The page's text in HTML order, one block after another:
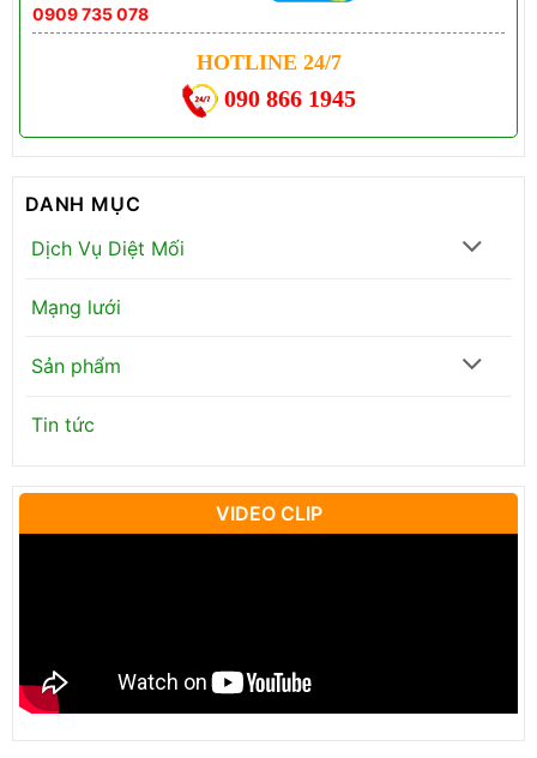
0909 735 078
HOTLINE 24/7
090 866 1945
DANH MỤC
Dịch Vụ Diệt Mối
Mạng lưới
Sản phẩm
Tin tức
VIDEO CLIP